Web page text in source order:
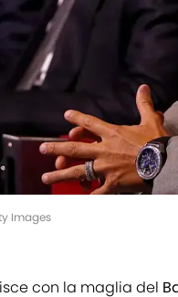
Images
con la maglia del